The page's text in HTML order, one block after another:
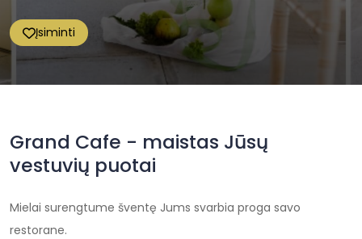
Įsiminti
Grand Cafe - maistas Jūsų
vestuvių puotai
Mielai surengtume šventę Jums svarbia proga savo
restorane.